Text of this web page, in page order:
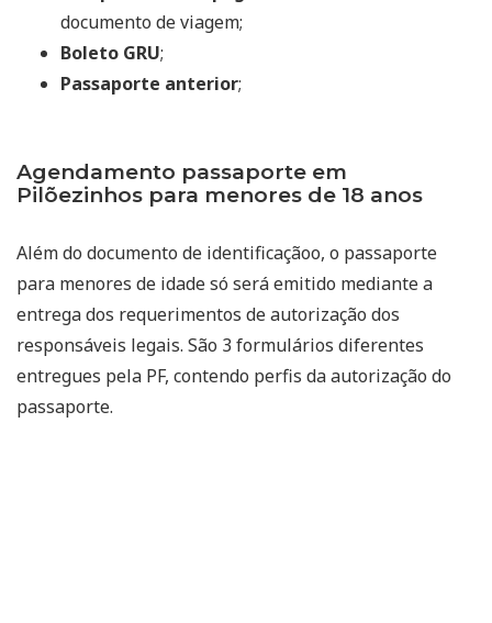
documento de viagem;
Boleto GRU;
Passaporte anterior;
Agendamento passaporte em
Pilõezinhos para menores de 18 anos
Além do documento de identificaçãoo, o passaporte
para menores de idade só será emitido mediante a
entrega dos requerimentos de autorização dos
responsáveis legais. São 3 formulários diferentes
entregues pela PF, contendo perfis da autorização do
passaporte.